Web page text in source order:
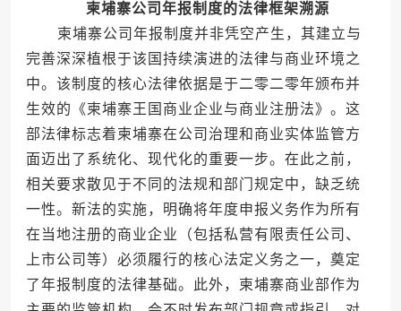
柬埔寨公司年报制度的法律框架溯源
柬埔寨公司年报制度并非凭空产生，其建立与
完善深深植根于该国持续演进的法律与商业环境之
中。该制度的核心法律依据是于二零二零年颁布并
生效的《柬埔寨王国商业企业与商业注册法》。这
部法律标志着柬埔寨在公司治理和商业实体监管方
面迈出了系统化、现代化的重要一步。在此之前，
相关要求散见于不同的法规和部门规定中，缺乏统
一性。新法的实施，明确将年度申报义务作为所有
在当地注册的商业企业（包括私营有限责任公司、
上市公司等）必须履行的核心法定义务之一，奠定
了年报制度的法律基础。此外，柬埔寨商业部作为